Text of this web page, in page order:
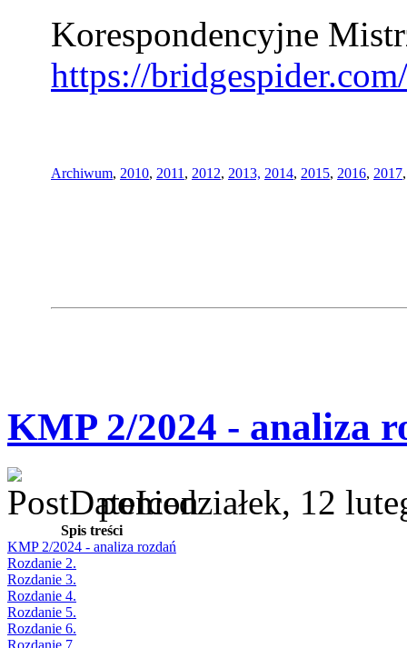
Korespondencyjne
https://
Archiwum, 2010, 2011 , 2012, 2013, 2014, 2015, 2016, 2017
KMP 2/2024 - analiza
poniedziałek, 12
Spis treści
KMP 2/2024 - analiza rozdań
Rozdanie 2.
Rozdanie 3.
Rozdanie 4.
Rozdanie 5.
Rozdanie 6.
Rozdanie 7.